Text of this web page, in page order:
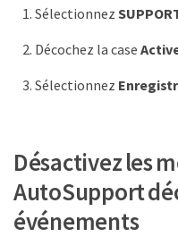
Sélectionnez
Décochez la case
Sélectionnez
Désactivez les
AutoSupport
événements